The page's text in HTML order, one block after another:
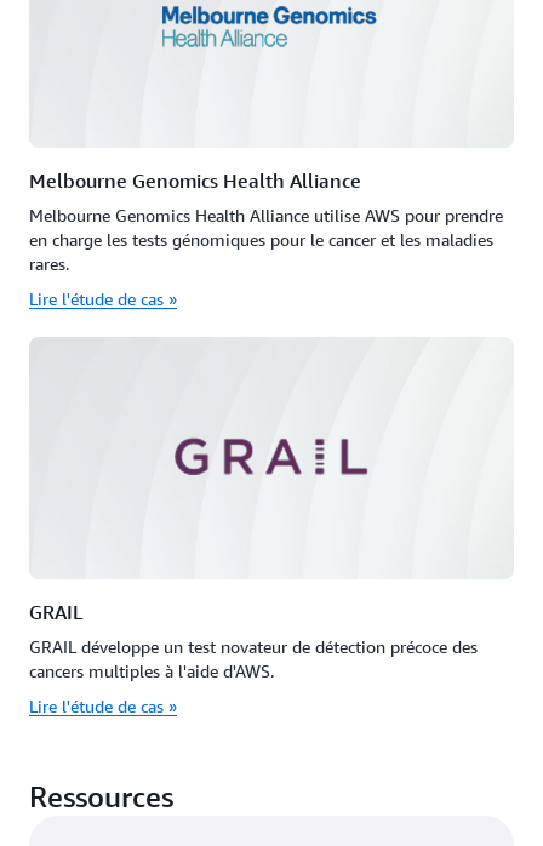
Melbourne Genomics Health Alliance
Melbourne Genomics Health Alliance utilise AWS pour prendre
en charge les tests génomiques pour le cancer et les maladies
rares.
Lire l'étude de cas »
GRAIL
GRAIL développe un test novateur de détection précoce des
cancers multiples à l'aide d'AWS.
Lire l'étude de cas »
Ressources